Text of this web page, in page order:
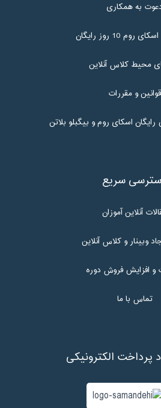
به همکاری
10 روز رایگان
محیط کلاس آنلاین
قوانین و مقررات
اسکای روم و بیگبلو بلاتن
سریع
آنلاین آموزان
وبینار و کلاس آنلاین
و افزایش فروش دوره
تماس با ما
پرداخت الکترونیکی